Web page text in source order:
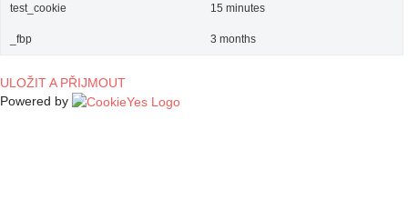
test_cookie 15 minutes
_fbp 3 months
ULOŽIT A PŘIJMOUT
Powered by